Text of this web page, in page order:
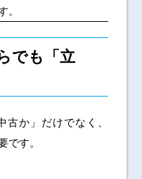
でも「立
か」だけでなく、
です。